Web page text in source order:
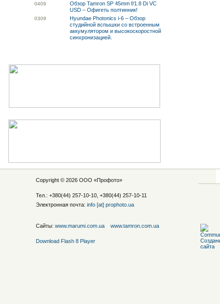
0409
Обзор Tamron SP 45mm f/1.8 Di VC
USD – Офигеть полтинник!
0309
Hyundae Photonics i-6 – Обзор
студийной вспышки со встроенным
аккумулятором и высокоскоростной
синхронизацией.
Copyright © 2026 ООО «Профото»
Тел.: +380(44) 257-10-10, +380(44) 257-10-11
Электронная почта: info [at] prophoto.ua
Сайты: www.marumi.com.ua www.tamron.com.ua
Download Flash 8 Player